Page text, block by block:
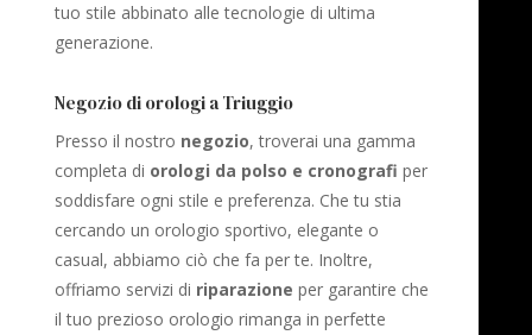
tuo stile abbinato alle tecnologie di ultima
generazione.
Negozio di orologi a Triuggio
Presso il nostro negozio, troverai una gamma
completa di orologi da polso e cronografi per
soddisfare ogni stile e preferenza. Che tu stia
cercando un orologio sportivo, elegante o
casual, abbiamo ciò che fa per te. Inoltre,
offriamo servizi di riparazione per garantire che
il tuo prezioso orologio rimanga in perfette